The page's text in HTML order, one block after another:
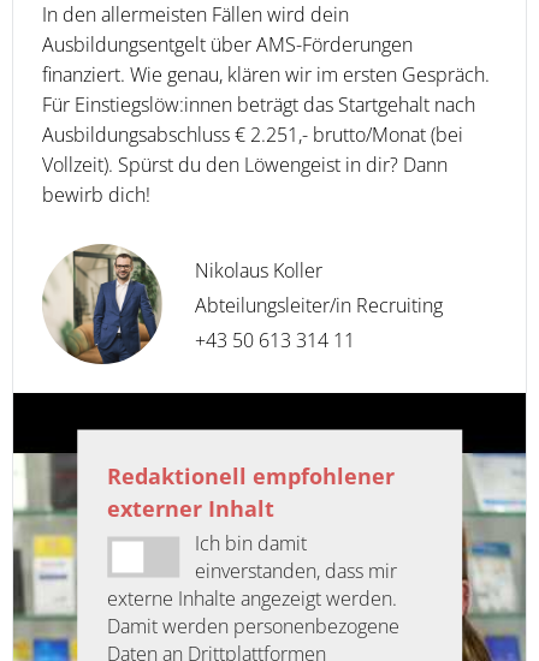
In den allermeisten Fällen wird dein
Ausbildungsentgelt über AMS-Förderungen
finanziert. Wie genau, klären wir im ersten Gespräch.
Für Einstiegslöw:innen beträgt das Startgehalt nach
Ausbildungsabschluss € 2.251,- brutto/Monat (bei
Vollzeit). Spürst du den Löwengeist in dir? Dann
bewirb dich!
Nikolaus Koller
Abteilungsleiter/in Recruiting
+43 50 613 314 11
Redaktionell empfohlener
externer Inhalt
Ich bin damit
einverstanden, dass mir
externe Inhalte angezeigt werden.
Damit werden personenbezogene
Daten an Drittplattformen